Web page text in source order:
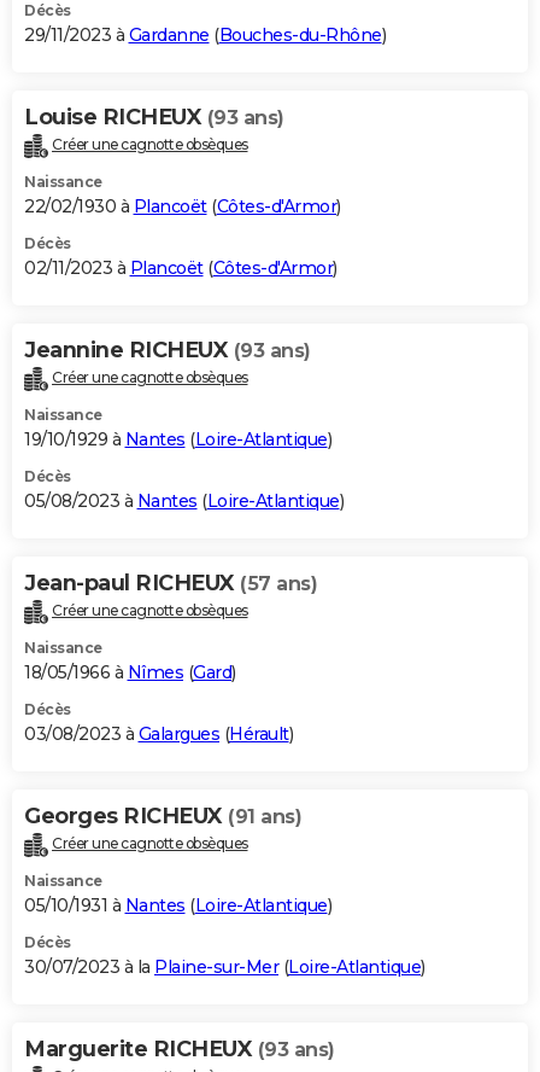
Décès
29/11/2023 à Gardanne (Bouches-du-Rhône)
Louise RICHEUX (93 ans)
Créer une cagnotte obsèques
Naissance
22/02/1930 à Plancoët(Côtes-d'Armor)
Décès
02/11/2023 à Plancoët(Côtes-d'Armor)
Jeannine RICHEUX (93 ans)
Créer une cagnotte obsèques
Naissance
19/10/1929 à Nantes (Loire-Atlantique)
Décès
05/08/2023 à Nantes (Loire-Atlantique)
Jean-paul RICHEUX (57 ans)
Créer une cagnotte obsèques
Naissance
18/05/1966 à Nîmes (Gard)
Décès
03/08/2023 à Galargues (Hérault)
Georges RICHEUX (91 ans)
Créer une cagnotte obsèques
Naissance
05/10/1931 à Nantes (Loire-Atlantique)
Décès
30/07/2023 à la Plaine-sur-Mer(Loire-Atlantique)
Marguerite RICHEUX (93 ans)